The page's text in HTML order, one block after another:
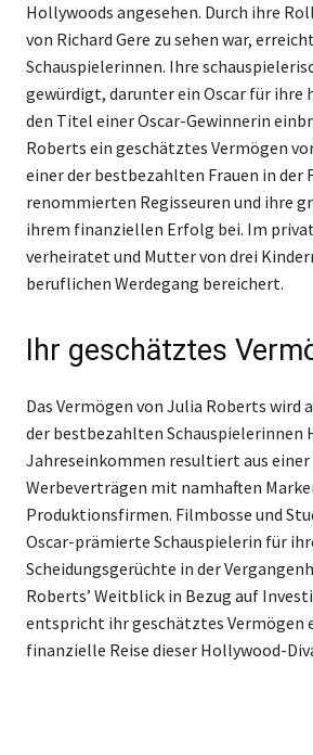
Hollywoods angesehen. Durch ihre
von Richard Gere zu sehen war,
Schauspielerinnen. Ihre
gewürdigt, darunter ein Oscar für ihre
den Titel einer Oscar-Gewinnerin
Roberts ein geschätztes Vermögen
einer der bestbezahlten Frauen in
renommierten Regisseuren und ihre
ihrem finanziellen Erfolg bei. Im
verheiratet und Mutter von drei
beruflichen Werdegang bereichert.
Ihr geschätztes
Das Vermögen von Julia Roberts
der bestbezahlten Schauspielerinnen
Jahreseinkommen resultiert aus
Werbeverträgen mit namhaften
Produktionsfirmen. Filmbosse und
Oscar-prämierte Schauspielerin für
Scheidungsgerüchte in der
Roberts’ Weitblick in Bezug auf
entspricht ihr geschätztes Vermögen
finanzielle Reise dieser Hollywood-